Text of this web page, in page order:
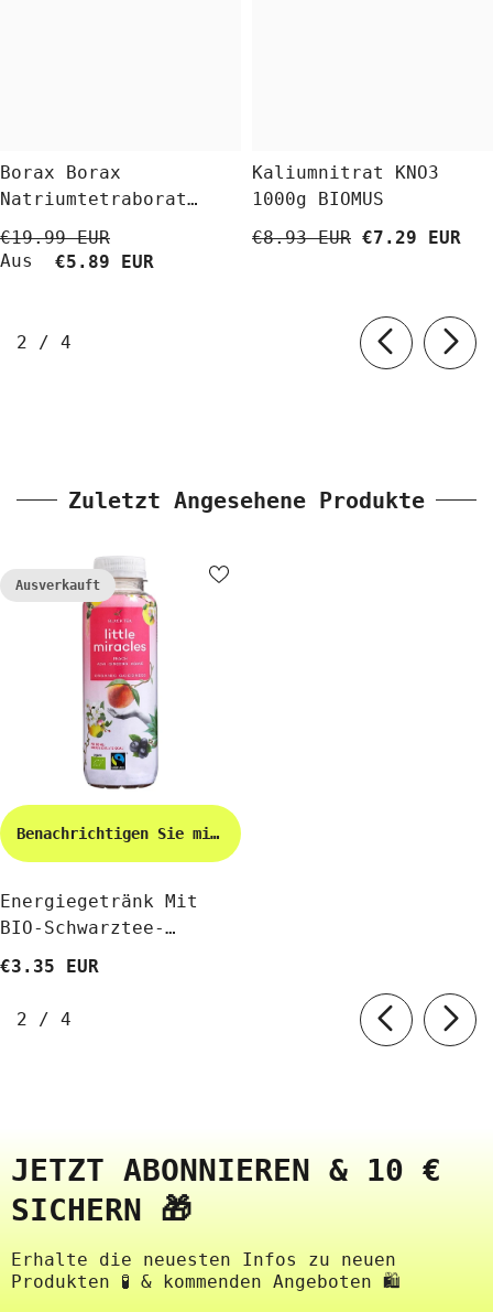
Borax Borax
Natriumtetraborat
Decahydrat 5 Kg
BioLaboratorium
€19.99 EUR
Aus
€5.89 EUR
Kaliumnitrat KNO3
1000g BIOMUS
€8.93 EUR €7.29 EUR
2 / von
4
Zuletzt Angesehene Produkte
Ausverkauft
Benachrichtigen Sie mich
Energiegetränk Mit
BIO-Schwarztee-
Geschmack 330 Ml -
€3.35 EUR
2 / von
4
JETZT ABONNIEREN & 10 €
SICHERN 🎁
Erhalte die neuesten Infos zu neuen
Produkten 🧪 & kommenden Angeboten 🛍️